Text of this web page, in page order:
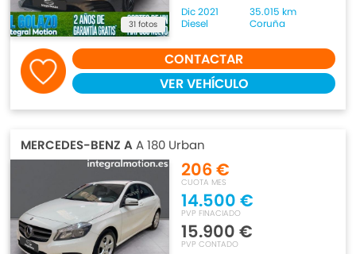
31 fotos
Dic 2021
35.015 km
Diesel
Coruña
CONTACTAR
VER VEHÍCULO
MERCEDES-BENZ AA 180 Urban
206 €
CUOTA MES
14.500 €
PVP FINACIADO
15.900 €
PVP CONTADO